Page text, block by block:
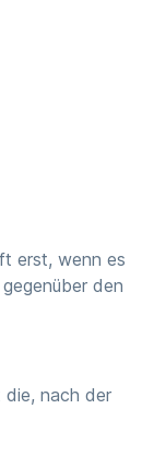
erst, wenn es
den
die, nach der